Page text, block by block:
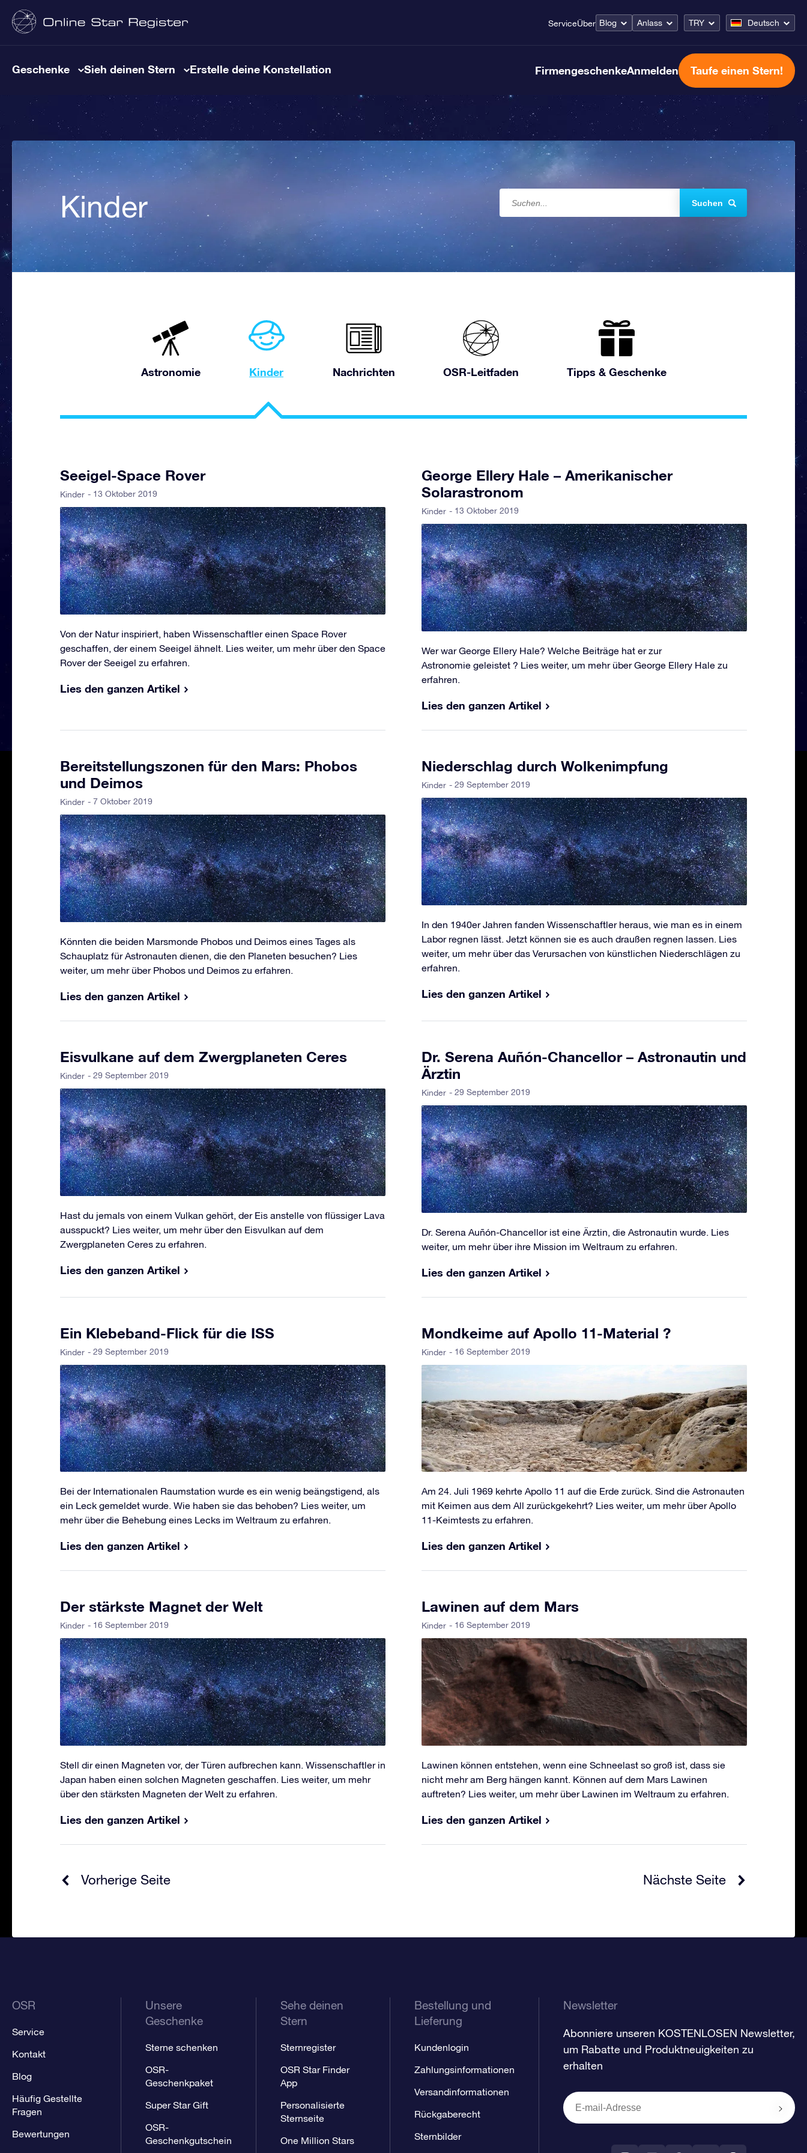
ServiceÜber Blog Anlass TRY Deutsch
Geschenke Sieh deinen Stern Erstelle deine Konstellation FirmengeschenkeAnmelden Taufe einen Stern!
Kinder Suchen
Astronomie Kinder Nachrichten OSR-Leitfaden Tipps & Geschenke
Seeigel-Space Rover
Kinder - 13 Oktober 2019
Von der Natur inspiriert, haben Wissenschaftler einen Space Rover
geschaffen, der einem Seeigel ähnelt. Lies weiter, um mehr über den Space
Rover der Seeigel zu erfahren.
Lies den ganzen Artikel
George Ellery Hale – Amerikanischer
Solarastronom
Kinder - 13 Oktober 2019
Wer war George Ellery Hale? Welche Beiträge hat er zur
Astronomie geleistet ? Lies weiter, um mehr über George Ellery Hale zu
erfahren.
Lies den ganzen Artikel
Bereitstellungszonen für den Mars: Phobos
und Deimos
Kinder - 7 Oktober 2019
Könnten die beiden Marsmonde Phobos und Deimos eines Tages als
Schauplatz für Astronauten dienen, die den Planeten besuchen? Lies
weiter, um mehr über Phobos und Deimos zu erfahren.
Lies den ganzen Artikel
Niederschlag durch Wolkenimpfung
Kinder - 29 September 2019
In den 1940er Jahren fanden Wissenschaftler heraus, wie man es in einem
Labor regnen lässt. Jetzt können sie es auch draußen regnen lassen. Lies
weiter, um mehr über das Verursachen von künstlichen Niederschlägen zu
erfahren.
Lies den ganzen Artikel
Eisvulkane auf dem Zwergplaneten Ceres
Kinder - 29 September 2019
Hast du jemals von einem Vulkan gehört, der Eis anstelle von flüssiger Lava
ausspuckt? Lies weiter, um mehr über den Eisvulkan auf dem
Zwergplaneten Ceres zu erfahren.
Lies den ganzen Artikel
Dr. Serena Auñón-Chancellor – Astronautin und
Ärztin
Kinder - 29 September 2019
Dr. Serena Auñón-Chancellor ist eine Ärztin, die Astronautin wurde. Lies
weiter, um mehr über ihre Mission im Weltraum zu erfahren.
Lies den ganzen Artikel
Ein Klebeband-Flick für die ISS
Kinder - 29 September 2019
Bei der Internationalen Raumstation wurde es ein wenig beängstigend, als
ein Leck gemeldet wurde. Wie haben sie das behoben? Lies weiter, um
mehr über die Behebung eines Lecks im Weltraum zu erfahren.
Lies den ganzen Artikel
Mondkeime auf Apollo 11-Material ?
Kinder - 16 September 2019
Am 24. Juli 1969 kehrte Apollo 11 auf die Erde zurück. Sind die Astronauten
mit Keimen aus dem All zurückgekehrt? Lies weiter, um mehr über Apollo
11-Keimtests zu erfahren.
Lies den ganzen Artikel
Der stärkste Magnet der Welt
Kinder - 16 September 2019
Stell dir einen Magneten vor, der Türen aufbrechen kann. Wissenschaftler in
Japan haben einen solchen Magneten geschaffen. Lies weiter, um mehr
über den stärksten Magneten der Welt zu erfahren.
Lies den ganzen Artikel
Lawinen auf dem Mars
Kinder - 16 September 2019
Lawinen können entstehen, wenn eine Schneelast so groß ist, dass sie
nicht mehr am Berg hängen kannt. Können auf dem Mars Lawinen
auftreten? Lies weiter, um mehr über Lawinen im Weltraum zu erfahren.
Lies den ganzen Artikel
Nächste Seite
Vorherige Seite
OSR
Service
Kontakt
Blog
Häufig Gestellte
Fragen
Bewertungen
Unsere
Geschenke
Sterne schenken
OSR-
Geschenkpaket
Super Star Gift
OSR-
Geschenkgutschein
Sehe deinen
Stern
Sternregister
OSR Star Finder
App
Personalisierte
Sternseite
One Million Stars
Bestellung und
Lieferung
Kundenlogin
Zahlungsinformationen
Versandinformationen
Rückgaberecht
Sternbilder
Newsletter
Abonniere unseren KOSTENLOSEN Newsletter,
um Rabatte und Produktneuigkeiten zu
erhalten